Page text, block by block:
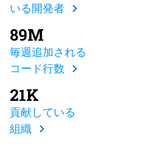
いる開発者
89M
毎週追加される
コード行数
21K
貢献している
組織